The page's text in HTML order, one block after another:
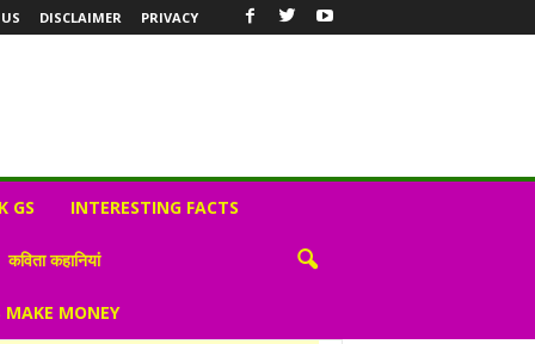
DISCLAIMER PRIVACY
GS INTERESTING FACTS
कविता कहानियां
MONEY